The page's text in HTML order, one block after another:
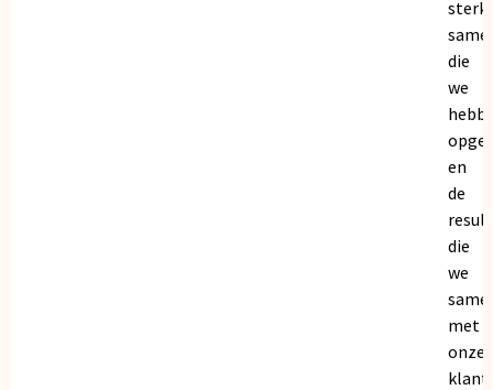
die
we
en
de
die
we
met
onze